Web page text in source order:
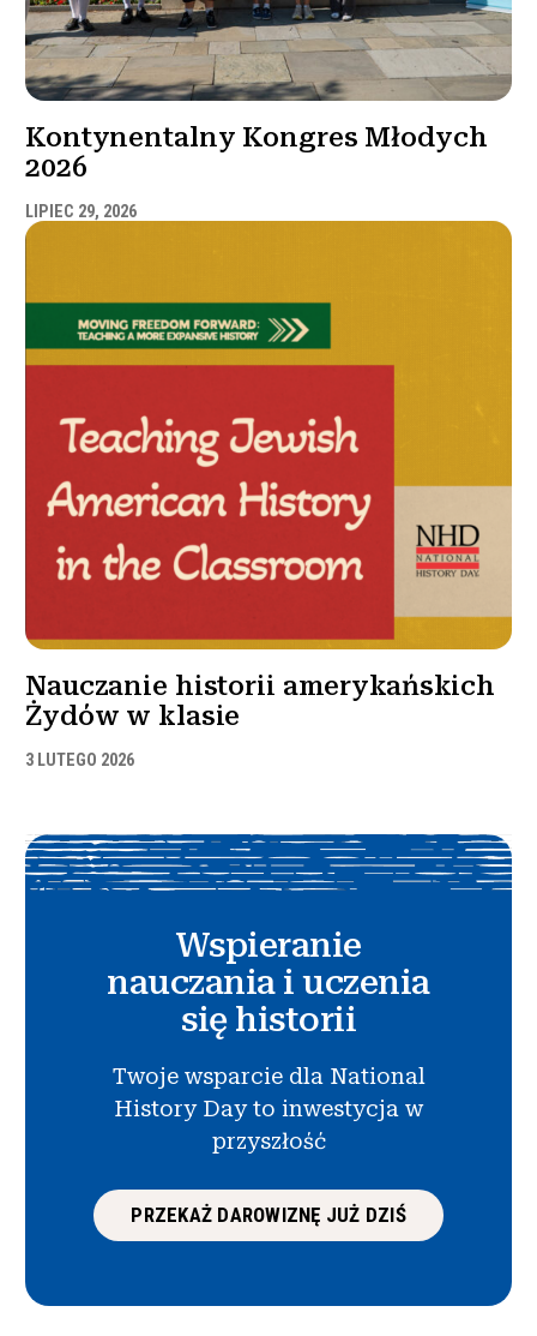
Kontynentalny Kongres Młodych
2026
LIPIEC 29, 2026
Nauczanie historii amerykańskich
Żydów w klasie
3 LUTEGO 2026
Wspieranie
nauczania i uczenia
się historii
Twoje wsparcie dla National
History Day to inwestycja w
przyszłość
PRZEKAŻ DAROWIZNĘ JUŻ DZIŚ